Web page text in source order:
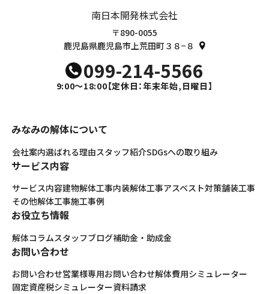
南日本開発株式会社
〒890-0055
鹿児島県鹿児島市上荒田町３８−８
099-214-5566
9:00～18:00【定休日：年末年始,日曜日】
みなみの解体について
会社案内選ばれる理由スタッフ紹介SDGsへの取り組み
サービス内容
サービス内容建物解体工事内装解体工事アスベスト対策舗装工事
その他解体工事施工事例
お役立ち情報
解体コラムスタッフブログ補助金・助成金
お問い合わせ
お問い合わせ営業様専用お問い合わせ解体費用シミュレーター
固定資産税シミュレーター資料請求